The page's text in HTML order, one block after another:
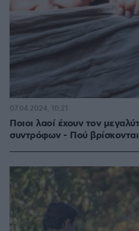
Ποιοι λαοί έχουν τον
συντρόφων - Πού
07.04.2024, 10:21